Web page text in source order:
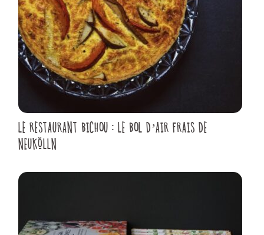
LE RESTAURANT BICHOU : LE BOL D’AIR FRAIS DE
NEUKÖLLN